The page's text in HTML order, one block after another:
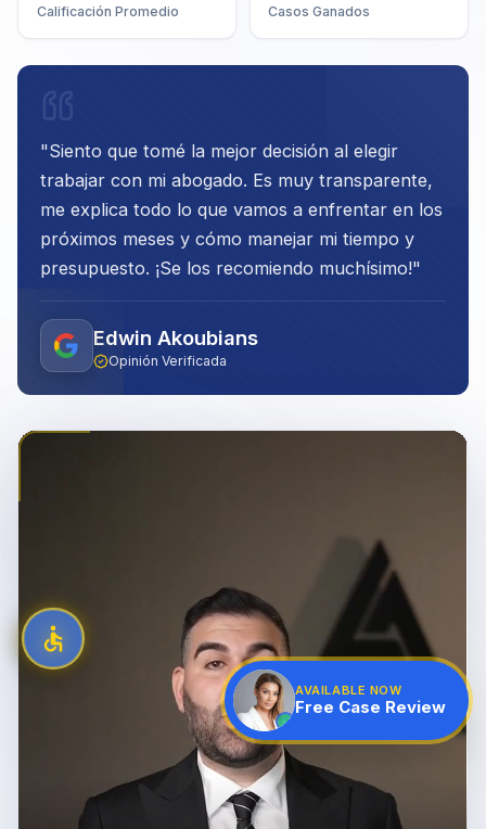
Calificación Promedio Casos Ganados
"Siento que tomé la mejor decisión al elegir
trabajar con mi abogado. Es muy transparente,
me explica todo lo que vamos a enfrentar en los
próximos meses y cómo manejar mi tiempo y
presupuesto. ¡Se los recomiendo muchísimo!"
Edwin Akoubians
Opinión Verificada
AVAILABLE NOW
Free Case Review